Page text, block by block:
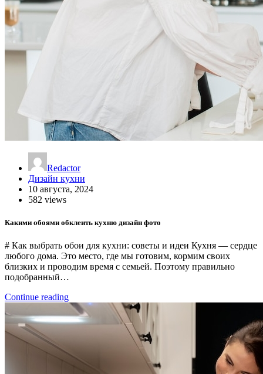
Redactor
Дизайн кухни
10 августа, 2024
582 views
Какими обоями обклеить кухню дизайн фото
# Как выбрать обои для кухни: советы и идеи Кухня — сердце
любого дома. Это место, где мы готовим, кормим своих
близких и проводим время с семьей. Поэтому правильно
подобранный…
Continue reading